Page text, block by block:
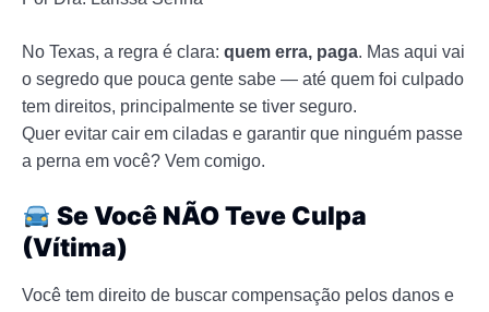
No Texas, a regra é clara: quem erra, paga. Mas aqui vai
o segredo que pouca gente sabe — até quem foi culpado
tem direitos, principalmente se tiver seguro.
Quer evitar cair em ciladas e garantir que ninguém passe
a perna em você? Vem comigo.
Se Você NÃO Teve Culpa
(Vítima)
Você tem direito de buscar compensação pelos danos e